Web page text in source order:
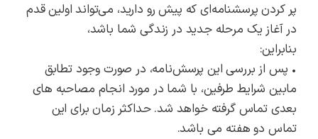
پر کردن پرسشنامه‌ای که پیش رو دارید، می‌تواند اولین قدم
در آغاز یک مرحله جدید در زندگی شما باشد،
بنابراین:
• پس از بررسی این پرسش‌نامه، در صورت وجود تطابق
مابین شرایط طرفین، با شما در مورد انجام مصاحبه های
بعدی تماس گرفته خواهد شد. حداکثر زمان برای این
تماس دو هفته می باشد.